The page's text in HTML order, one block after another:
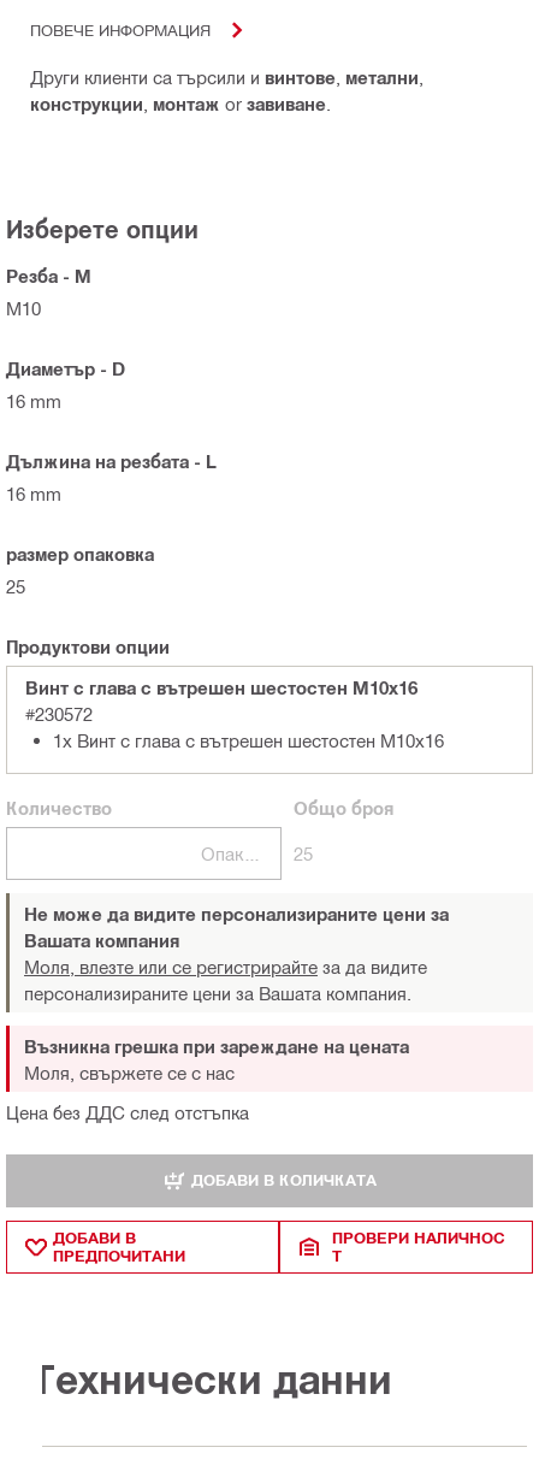
ПОВЕЧЕ ИНФОРМАЦИЯ
Други клиенти са търсили и винтове метални
конструкции монтаж or завиване
Изберете опции
Резба - M
M10
Диаметър - D
16 mm
Дължина на резбата - L
16 mm
размер опаковка
25
Продуктови опции
Винт с глава с вътрешен шестостен M10x16
#230572
1x Винт с глава с вътрешен шестостен M10x16
Количество Общо броя
25
Не може да видите персонализираните цени за
Вашата компания
Моля, влезте или се регистрирайте за да видите
персонализираните цени за Вашата компания.
Цена без ДДС след отстъпка
Възникна грешка при зареждане на цената
Моля, свържете се с нас
ДОБАВИ В КОЛИЧКАТА
ДОБАВИ В
ПРЕДПОЧИТАНИ
ПРОВЕРИ НАЛИЧНОС
Т
Технически данни